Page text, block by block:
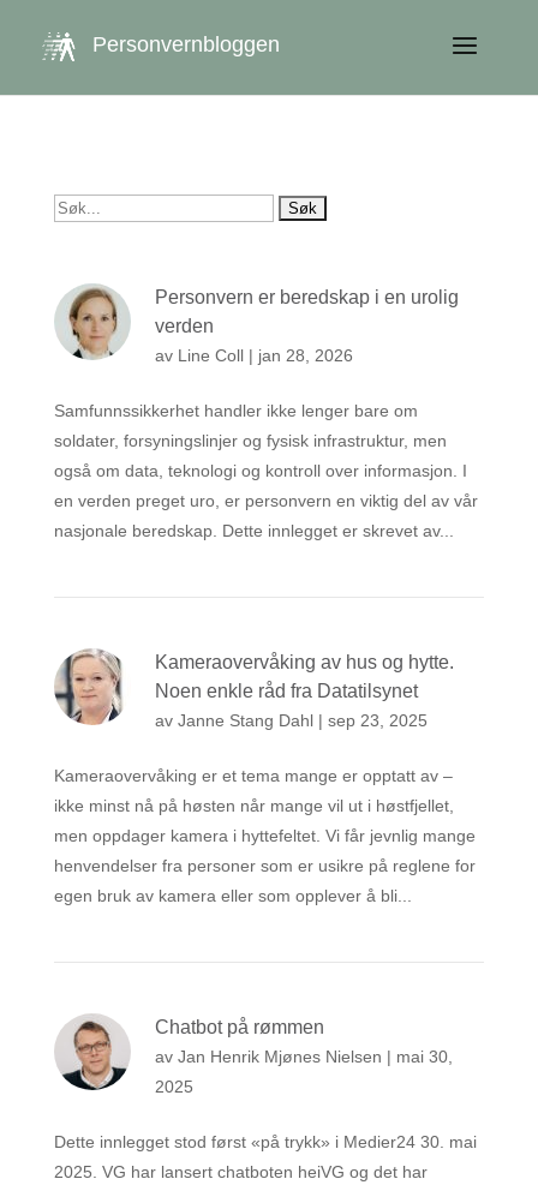
Personvernbloggen
Søk
Personvern er beredskap i en urolig
verden
av Line Coll| jan 28, 2026
Samfunnssikkerhet handler ikke lenger bare om
soldater, forsyningslinjer og fysisk infrastruktur, men
også om data, teknologi og kontroll over informasjon. I
en verden preget uro, er personvern en viktig del av vår
nasjonale beredskap. Dette innlegget er skrevet av...
Kameraovervåking av hus og hytte.
Noen enkle råd fra Datatilsynet
av Janne Stang Dahl| sep 23, 2025
Kameraovervåking er et tema mange er opptatt av –
ikke minst nå på høsten når mange vil ut i høstfjellet,
men oppdager kamera i hyttefeltet. Vi får jevnlig mange
henvendelser fra personer som er usikre på reglene for
egen bruk av kamera eller som opplever å bli...
Chatbot på rømmen
av Jan Henrik Mjønes Nielsen | mai 30,
2025
Dette innlegget stod først «på trykk» i Medier24 30. mai
2025. VG har lansert chatboten heiVG og det har